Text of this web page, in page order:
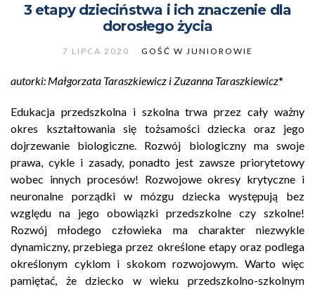
3 etapy dzieciństwa i ich znaczenie dla
dorosłego życia
7 LIPCA 2020 GOŚĆ W JUNIOROWIE
autorki: Małgorzata Taraszkiewicz i Zuzanna Taraszkiewicz*
Edukacja przedszkolna i szkolna trwa przez cały ważny
okres kształtowania się tożsamości dziecka oraz jego
dojrzewanie biologiczne. Rozwój biologiczny ma swoje
prawa, cykle i zasady, ponadto jest zawsze priorytetowy
wobec innych procesów! Rozwojowe okresy krytyczne i
neuronalne porządki w mózgu dziecka występują bez
względu na jego obowiązki przedszkolne czy szkolne!
Rozwój młodego człowieka ma charakter niezwykle
dynamiczny, przebiega przez określone etapy oraz podlega
określonym cyklom i skokom rozwojowym. Warto więc
pamiętać, że dziecko w wieku przedszkolno-szkolnym